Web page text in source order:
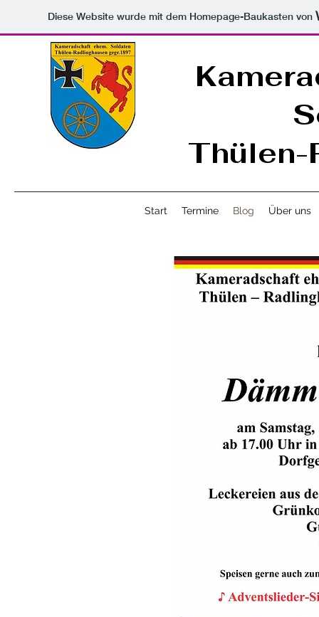
Diese Website wurde mit dem Homepage-Baukasten von
Thülen-
Start Termine Blog Über uns